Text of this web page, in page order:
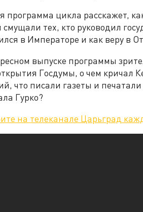
программа цикла расскажет,
тех, кто руководил
в Императоре и как веру в
выпуске программы
Госдумы, о чем кричал
что писали газеты и
Гурко?
на телеканале Царьград